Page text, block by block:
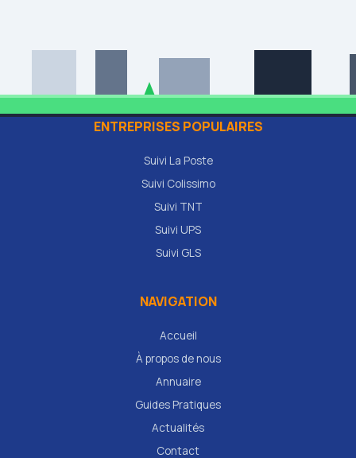
ENTREPRISES POPULAIRES
Suivi La Poste
Suivi Colissimo
Suivi TNT
Suivi UPS
Suivi GLS
NAVIGATION
Accueil
À propos de nous
Annuaire
Guides Pratiques
Actualités
Contact